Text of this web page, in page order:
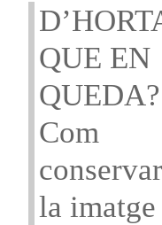
QUE EN
QUEDA?
Com
conservar
la imatge